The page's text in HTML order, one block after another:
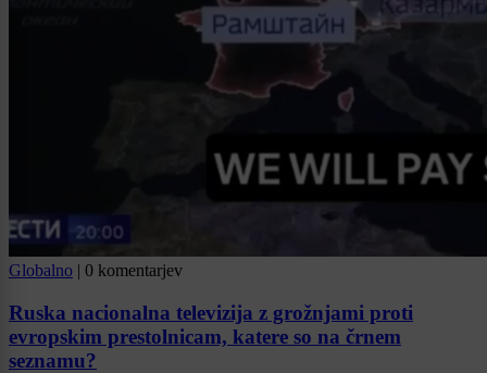
Globalno | 0 komentarjev
Ruska nacionalna televizija z grožnjami proti
evropskim prestolnicam, katere so na črnem
seznamu?